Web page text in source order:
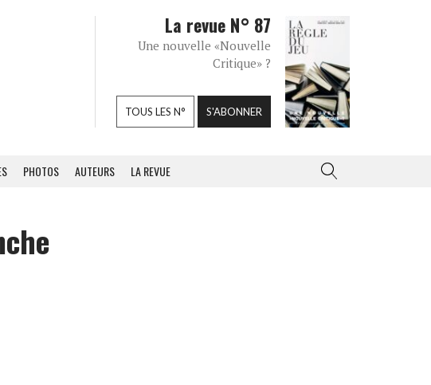
La revue N° 87
Une nouvelle «Nouvelle
Critique» ?
TOUS LES N° S'ABONNER
PHOTOS AUTEURS LA REVUE